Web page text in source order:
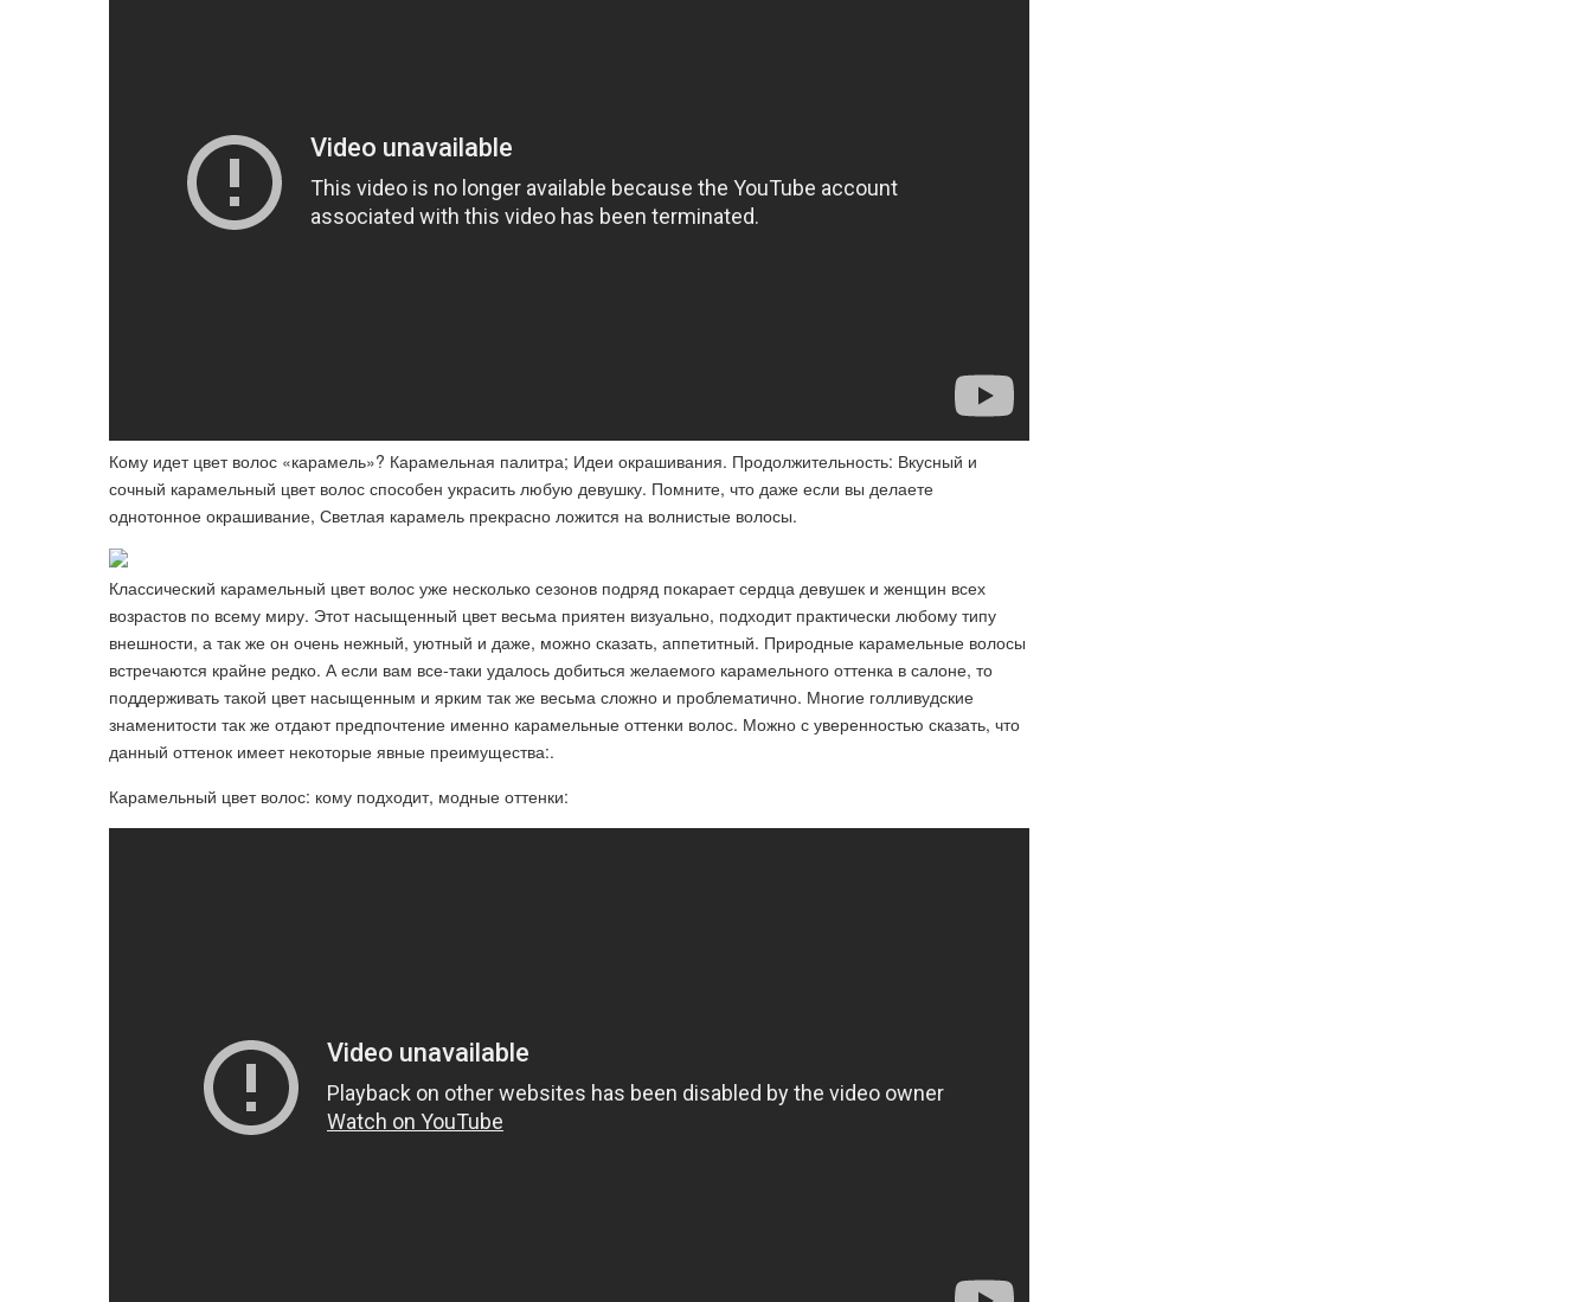
Кому идет цвет волос «карамель»? Карамельная палитра; Идеи окрашивания. Продолжительность: Вкусный и
сочный карамельный цвет волос способен украсить любую девушку. Помните, что даже если вы делаете
однотонное окрашивание, Светлая карамель прекрасно ложится на волнистые волосы.
Классический карамельный цвет волос уже несколько сезонов подряд покарает сердца девушек и женщин всех
возрастов по всему миру. Этот насыщенный цвет весьма приятен визуально, подходит практически любому типу
внешности, а так же он очень нежный, уютный и даже, можно сказать, аппетитный. Природные карамельные волосы
встречаются крайне редко. А если вам все-таки удалось добиться желаемого карамельного оттенка в салоне, то
поддерживать такой цвет насыщенным и ярким так же весьма сложно и проблематично. Многие голливудские
знаменитости так же отдают предпочтение именно карамельные оттенки волос. Можно с уверенностью сказать, что
данный оттенок имеет некоторые явные преимущества:.
Карамельный цвет волос: кому подходит, модные оттенки: